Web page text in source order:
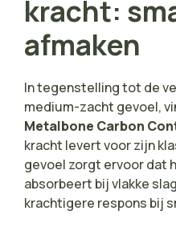
kracht:
afmaken
In tegenstelling tot de
medium-zacht gevoel,
Metalbone Carbon
kracht levert voor zijn
gevoel zorgt ervoor dat
absorbeert bij vlakke
krachtigere respons bij